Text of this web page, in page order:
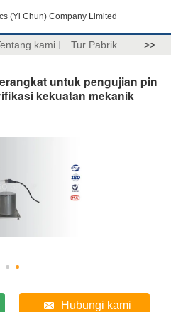
(Yi Chun) Company Limited
kami Tur Pabrik >>
untuk pengujian pin
kekuatan mekanik
Hubungi kami